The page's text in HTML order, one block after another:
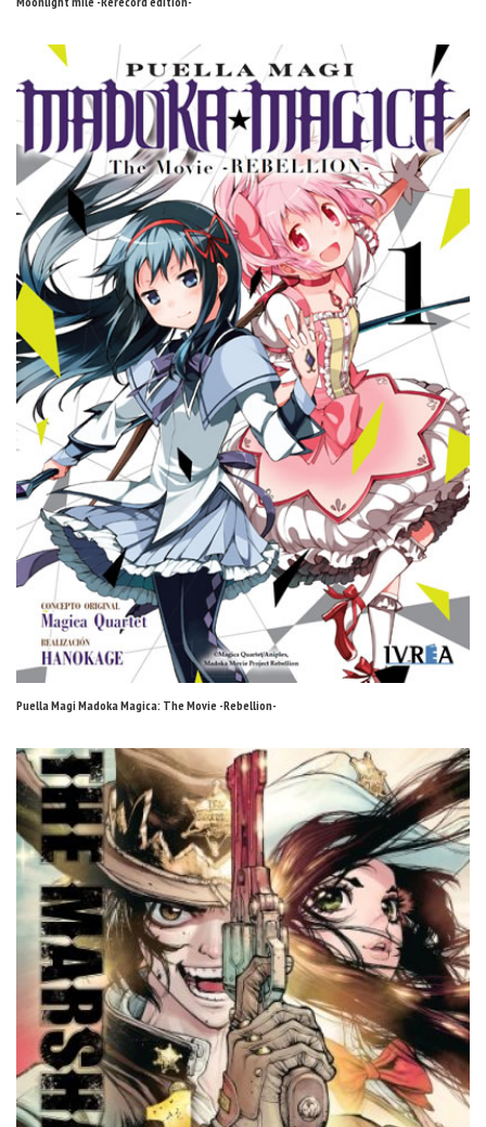
Puella Magi Madoka Magica: The Movie -Rebellion-